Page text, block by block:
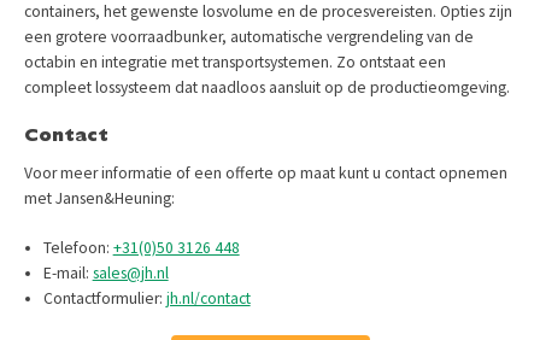
containers, het gewenste losvolume en de procesvereisten. Opties zijn
een grotere voorraadbunker, automatische vergrendeling van de
octabin en integratie met transportsystemen. Zo ontstaat een
compleet lossysteem dat naadloos aansluit op de productieomgeving.
Contact
Voor meer informatie of een offerte op maat kunt u contact opnemen
met Jansen&Heuning:​
Telefoon: +31(0)50 3126 448
E-mail: sales@jh.nl
Contactformulier: jh.nl/contact